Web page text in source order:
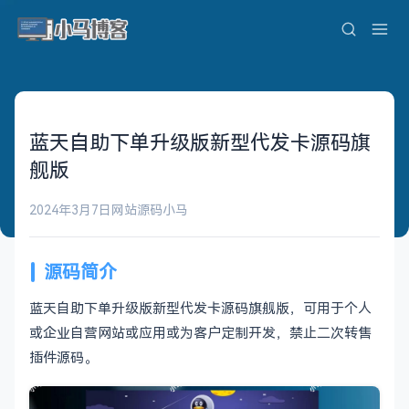
蓝天自助下单升级版新型代发卡源码旗
舰版
2024年3月7日 网站源码小马
源码简介
蓝天自助下单升级版新型代发卡源码旗舰版，可用于个人
或企业自营网站或应用或为客户定制开发，禁止二次转售
插件源码。